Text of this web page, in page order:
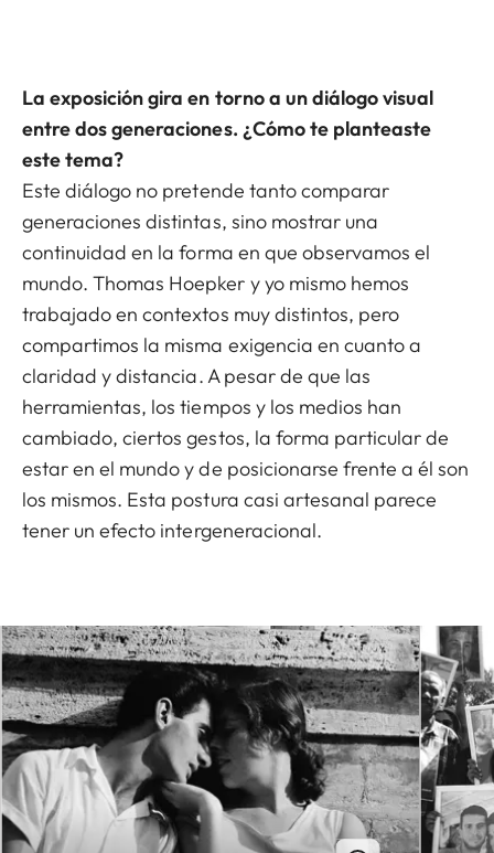
La exposición gira en torno a un diálogo visual
entre dos generaciones. ¿Cómo te planteaste
este tema?
Este diálogo no pretende tanto comparar
generaciones distintas, sino mostrar una
continuidad en la forma en que observamos el
mundo. Thomas Hoepker y yo mismo hemos
trabajado en contextos muy distintos, pero
compartimos la misma exigencia en cuanto a
claridad y distancia. A pesar de que las
herramientas, los tiempos y los medios han
cambiado, ciertos gestos, la forma particular de
estar en el mundo y de posicionarse frente a él son
los mismos. Esta postura casi artesanal parece
tener un efecto intergeneracional.